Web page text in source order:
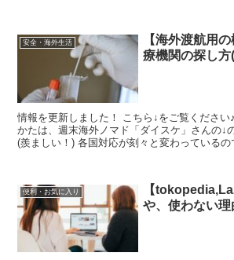
安全・海外生活
【海外渡航用
療機関の探し
情報を更新しました！ こちら↓をご覧くださ
かたは、週末海外ノマド「ダイスケ」さんの↓
(羨ましい！) 各国対応が刻々と変わっているの
便利・お気に入り
【
や、使わない